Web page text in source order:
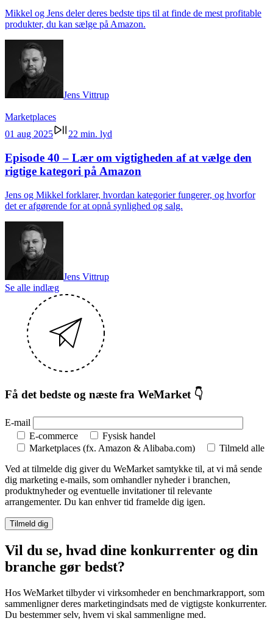
Mikkel og Jens deler deres bedste tips til at finde de mest profitable
produkter, du kan sælge på Amazon.
Jens Vittrup
Marketplaces
01 aug 2025
22 min. lyd
Episode 40 – Lær om vigtigheden af at vælge den
rigtige kategori på Amazon
Jens og Mikkel forklarer, hvordan kategorier fungerer, og hvorfor
det er afgørende for at opnå synlighed og salg.
Jens Vittrup
Se alle indlæg
Få det bedste og næste fra WeMarket 👇
E-mail
E-commerce
Fysisk handel
Marketplaces (fx. Amazon & Alibaba.com)
Tilmeld alle
Ved at tilmelde dig giver du WeMarket samtykke til, at vi må sende
dig marketing e-mails, som omhandler nyheder i branchen,
produktnyheder og eventuelle invitationer til relevante
arrangementer. Du kan enhver tid framelde dig igen.
Vil du se, hvad dine konkurrenter og din
branche gør bedst?
Hos WeMarket tilbyder vi virksomheder en benchmarkrapport, som
sammenligner deres marketingindsats med de vigtigste konkurrenter.
Du bestemmer selv, hvem vi skal sammenligne med.